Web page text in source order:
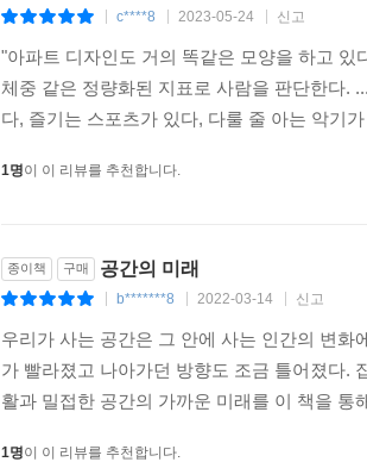
c****8 2023-05-24 신고
"아파트 디자인도 거의 똑같은 모양을 하고
체중 같은 정량화된 지표로 사람을 판단한다.
다, 즐기는 스포츠가 있다, 다룰 줄 아는 악기
1명이 이 리뷰를 추천합니다.
종이책 구매 공간의 미래
b*******8 2022-03-14 신고
우리가 사는 공간은 그 안에 사는 인간의 변
가 빨라졌고 나아가던 방향도 조금 틀어졌다.
활과 밀접한 공간의 가까운 미래를 이 책을
1명이 이 리뷰를 추천합니다.